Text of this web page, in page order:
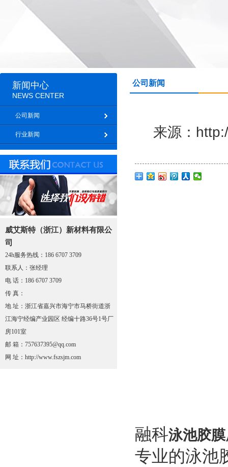
新闻中心
NEWS CENTER
公司新闻
行业新闻
威艾斯特（浙江）新材料有限公
司
24h服务热线：186 6707 3709
联系人：张经理
电 话：186 6707 3709
传 真：
地 址：浙江省嘉兴市海宁市马桥街道浙
江海宁经编产业园区 经编十路36号1号厂
房101室
邮 箱：757637395@qq.com
网 址：http://www.fszsjm.com
公司新闻
来源：
融科泳池胶膜
专业的泳池